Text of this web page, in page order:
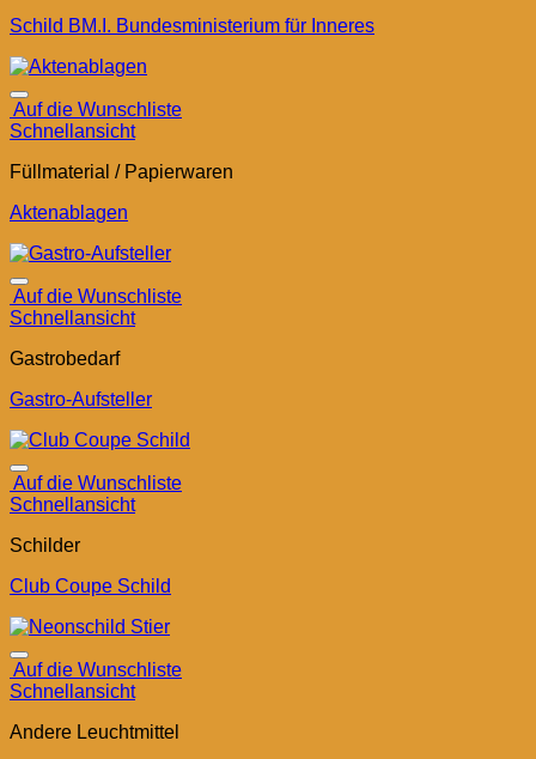
Schild BM.I. Bundesministerium für Inneres
Auf die Wunschliste
Schnellansicht
Füllmaterial / Papierwaren
Aktenablagen
Auf die Wunschliste
Schnellansicht
Gastrobedarf
Gastro-Aufsteller
Auf die Wunschliste
Schnellansicht
Schilder
Club Coupe Schild
Auf die Wunschliste
Schnellansicht
Andere Leuchtmittel